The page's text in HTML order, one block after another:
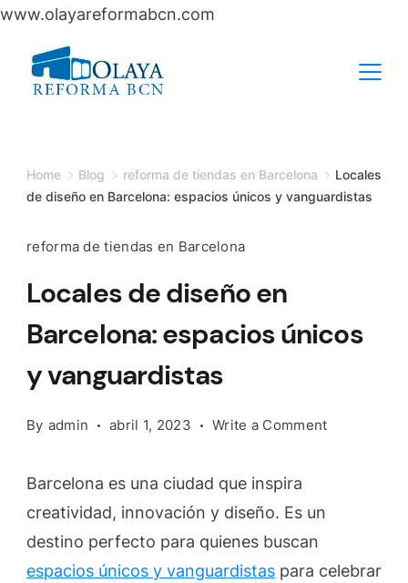
www.olayareformabcn.com
content
Home Blog reforma de tiendas en Barcelona
Locales
de diseño en Barcelona: espacios únicos y vanguardistas
reforma de tiendas en Barcelona
Locales de diseño en
Barcelona: espacios únicos
y vanguardistas
By admin abril 1, 2023 Write a Commenton
espacios
Barcelona es una ciudad que inspira
creatividad, innovación y diseño. Es un
destino perfecto para quienes buscan
espacios únicos y vanguardistas para celebrar